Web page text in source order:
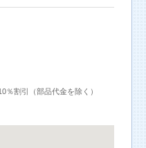
％割引（部品代金を除く）